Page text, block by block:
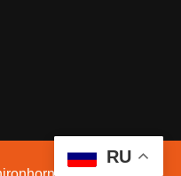
RU